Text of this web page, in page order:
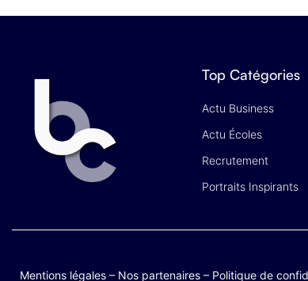
Top Catégories
Actu Business
Actu Écoles
Recrutement
Portraits Inspirants
Mentions légales – Nos partenaires – Politique de